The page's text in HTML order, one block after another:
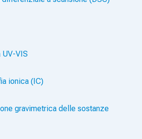
VIS
ionica (IC)
gravimetrica delle sostanze